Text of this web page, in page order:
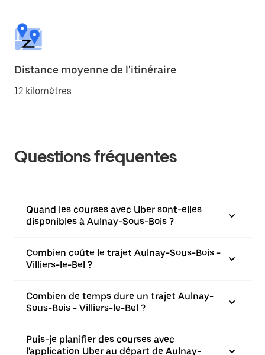
Distance moyenne de l'itinéraire
12 kilomètres
Questions fréquentes
Quand les courses avec Uber sont-elles
disponibles à Aulnay-Sous-Bois ?
Combien coûte le trajet Aulnay-Sous-Bois -
Villiers-le-Bel ?
Combien de temps dure un trajet Aulnay-
Sous-Bois - Villiers-le-Bel ?
Puis-je planifier des courses avec
l'application Uber au départ de Aulnay-